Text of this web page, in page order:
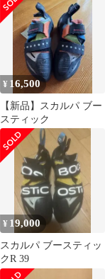
ッド ジェネレーター ス
カルパ
¥ 16,500
【新品】スカルパ ブー
スティック
¥ 19,000
スカルパ ブースティッ
クR 39